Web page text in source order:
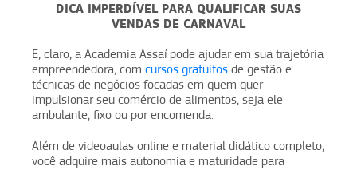
DICA IMPERDÍVEL PARA QUALIFICAR SUAS
VENDAS DE CARNAVAL
E, claro, a Academia Assaí pode ajudar em sua trajetória
empreendedora, com cursos gratuitos de gestão e
técnicas de negócios focadas em quem quer
impulsionar seu comércio de alimentos, seja ele
ambulante, fixo ou por encomenda.
Além de videoaulas online e material didático completo,
você adquire mais autonomia e maturidade para